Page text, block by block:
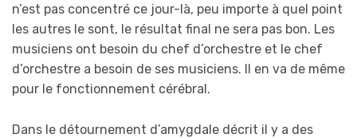
n’est pas concentré ce jour-là, peu importe à quel point
les autres le sont, le résultat final ne sera pas bon. Les
musiciens ont besoin du chef d’orchestre et le chef
d’orchestre a besoin de ses musiciens. Il en va de même
pour le fonctionnement cérébral.
Dans le détournement d’amygdale décrit il y a des